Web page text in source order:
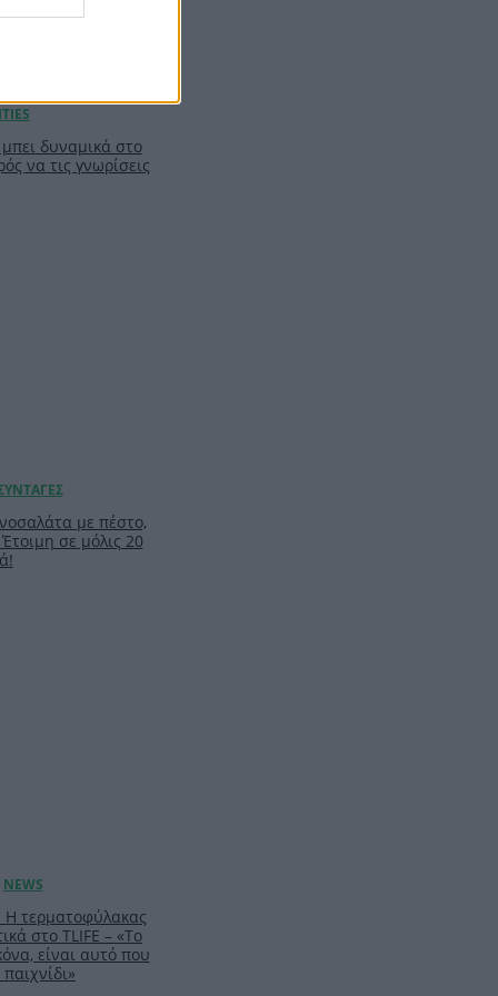
δυναμικά στο
να τις γνωρίσεις
με πέστο,
σε μόλις 20
τερματοφύλακας
στο TLIFE – «Το
είναι αυτό που